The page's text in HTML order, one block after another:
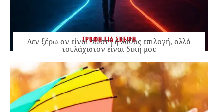
ΤΡΟΦΗ ΓΙΑ ΣΚΕΨΗ
Δεν ξέρω αν είναι σωστή ή λάθος επιλογή, αλλά
τουλάχιστον είναι δική μου